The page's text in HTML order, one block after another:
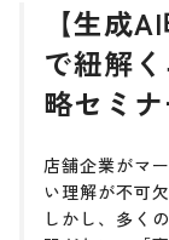
【生成
で紐解
略セミ
店舗企業がマ
い理解が不可欠
しかし、多く